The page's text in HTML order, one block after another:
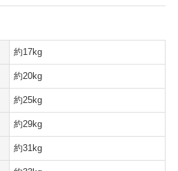
約17kg
約20kg
約25kg
約29kg
約31kg